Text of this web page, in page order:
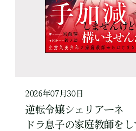
2026年07月30日
逆転令嬢シェリアーネ
ドラ息子の家庭教師を